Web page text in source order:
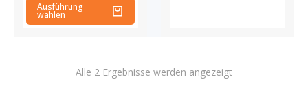
Ausführung
wählen
Alle 2 Ergebnisse werden angezeigt